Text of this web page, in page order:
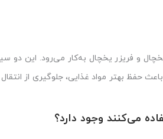
و فریزر یخچال به‌کار می‌رود. این دو
حفظ بهتر مواد غذایی، جلوگیری از